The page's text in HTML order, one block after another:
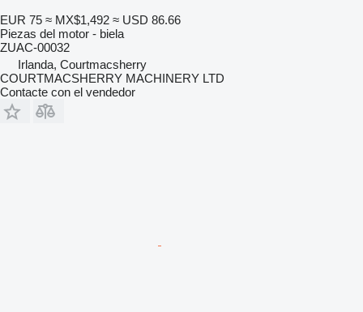
EUR 75 ≈ MX$1,492 ≈ USD 86.66
Piezas del motor - biela
ZUAC-00032
Irlanda, Courtmacsherry
COURTMACSHERRY MACHINERY LTD
Contacte con el vendedor